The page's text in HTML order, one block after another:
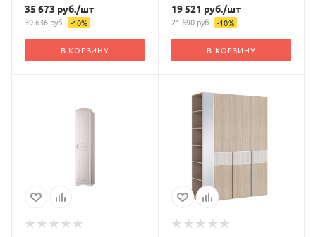
35 673 руб./шт
39 636руб. -10%
В КОРЗИНУ
19 521 руб./шт
21 690руб. -10%
В КОРЗИНУ